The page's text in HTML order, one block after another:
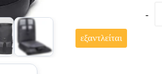
εξαντλείται